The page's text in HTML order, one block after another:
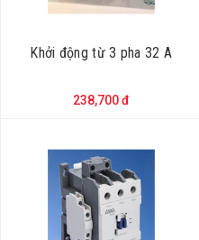
Khởi động từ 3 pha 32 A
238,700 đ